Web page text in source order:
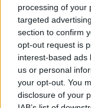
processing of your
targeted
section to confirm
opt-out request is
interest-based ads
us or personal
your opt-out. You
disclosure of your